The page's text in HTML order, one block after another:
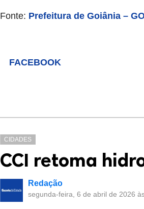
Fonte: Prefeitura de Goiânia –
FACEBOOK
CIDADES
CCI retoma
Redação
segunda-feira, 6 de abril de 2026